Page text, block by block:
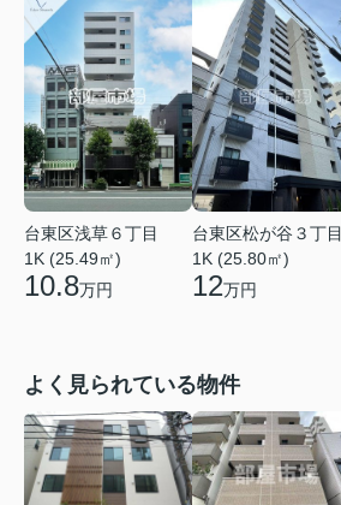
台東区浅草６丁目
1K (25.49㎡)
10.8万円
台東区松が谷３丁目
1K (25.80㎡)
12万円
よく見られている物件